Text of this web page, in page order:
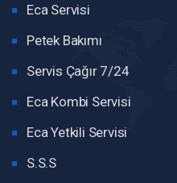
Eca Servisi
Petek Bakımı
Servis Çağır 7/24
Eca Kombi Servisi
Eca Yetkili Servisi
S.S.S